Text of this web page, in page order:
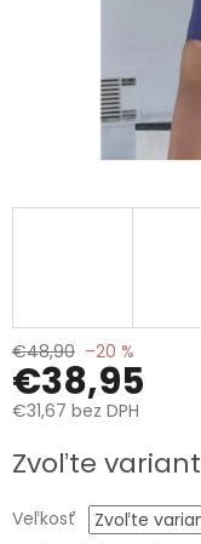
€48,90 –20 %
€38,95
€31,67 bez DPH
cena:
Zvoľte variant
Veľkosť